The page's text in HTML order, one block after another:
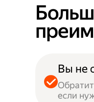
Вы не
если